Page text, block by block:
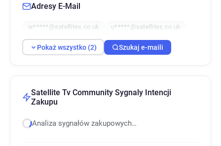
Adresy E-Mail
w*****@satellites.co.uk u*****@satellites.co.uk
Pokaż wszystko (2) Szukaj e-maili
Satellite Tv Community Sygnaly Intencji
Zakupu
Analiza sygnałów zakupowych…